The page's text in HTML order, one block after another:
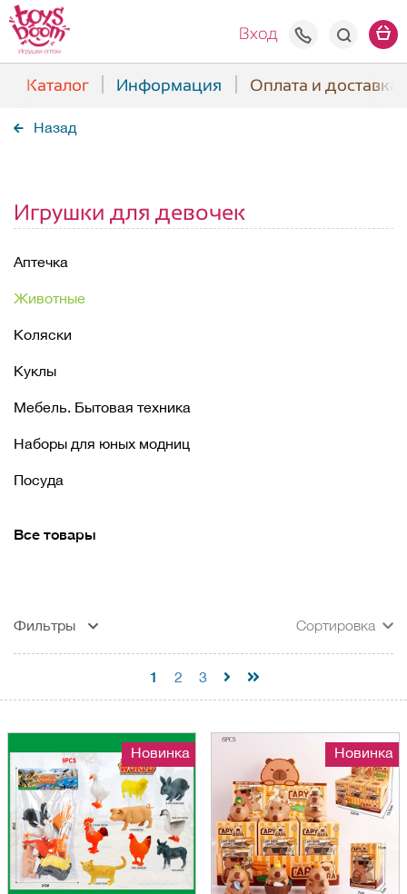
Вход +7(938)
Каталог Информация Оплата и доставка
Назад
Игрушки для девочек
Аптечка
Животные
Коляски
Куклы
Мебель. Бытовая техника
Наборы для юных модниц
Посуда
Все товары
Фильтры Сортировка
1 2 3
Новинка Новинка